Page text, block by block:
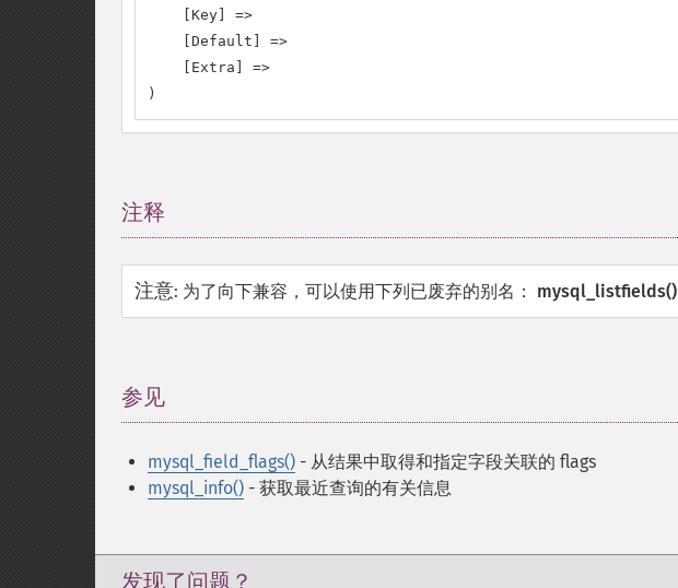
    [Key] =>
    [Default] =>
    [Extra] =>
)
注释
注意: 为了向下兼容，可以使用下列已废弃的别名： mysql_listfields()
参见
mysql_field_flags() - 从结果中取得和指定字段关联的 flags
mysql_info() - 获取最近查询的有关信息
发现了问题？